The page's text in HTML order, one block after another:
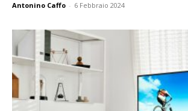
Antonino Caffo - 6 Febbraio 2024